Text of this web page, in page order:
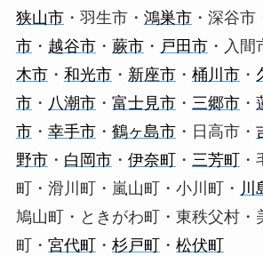
狭山市・羽生市・ 鴻巣市・深谷市
市・ 越谷市・ 蕨市・ 戸田市・入間
木市・ 和光市・ 新座市・ 桶川市・
市・ 八潮市・ 富士見市・ 三郷市・
市・ 幸手市・ 鶴ヶ島市・日高市・
野市・ 白岡市・ 伊奈町・ 三芳町・
町・滑川町・嵐山町・小川町・ 川
鳩山町・ときがわ町・東秩父村・
町・ 宮代町・ 杉戸町・ 松伏町